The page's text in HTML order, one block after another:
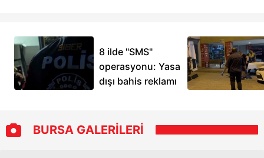
8 ilde "SMS"
operasyonu: Yasa
dışı bahis reklamı
BURSA GALERİLERİ